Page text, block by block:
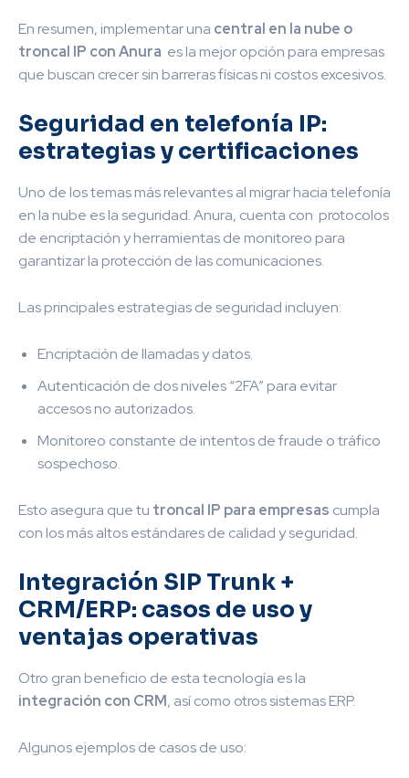
En resumen, implementar una central en la nube o
troncal IP con Anura es la mejor opción para empresas
que buscan crecer sin barreras físicas ni costos excesivos.
Seguridad en telefonía IP:
estrategias y certificaciones
Uno de los temas más relevantes al migrar hacia telefonía
en la nube es la seguridad. Anura, cuenta con protocolos
de encriptación y herramientas de monitoreo para
garantizar la protección de las comunicaciones.
Las principales estrategias de seguridad incluyen:
Encriptación de llamadas y datos.
Autenticación de dos niveles “2FA” para evitar
accesos no autorizados.
Monitoreo constante de intentos de fraude o tráfico
sospechoso.
Esto asegura que tu troncal IP para empresas cumpla
con los más altos estándares de calidad y seguridad.
Integración SIP Trunk +
CRM/ERP: casos de uso y
ventajas operativas
Otro gran beneficio de esta tecnología es la
integración con CRM, así como otros sistemas ERP.
Algunos ejemplos de casos de uso: